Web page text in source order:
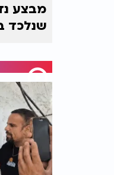
מבצע
שנלכד